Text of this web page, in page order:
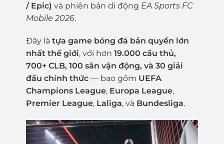
/ Epic) và phiên bản di động EA Sports FC
Mobile 2026.
Đây là tựa game bóng đá bản quyền lớn
nhất thế giới, với hơn 19.000 cầu thủ,
700+ CLB, 100 sân vận động, và 30 giải
đấu chính thức— bao gồm UEFA
Champions League, Europa League,
Premier League, Laliga, và Bundesliga.